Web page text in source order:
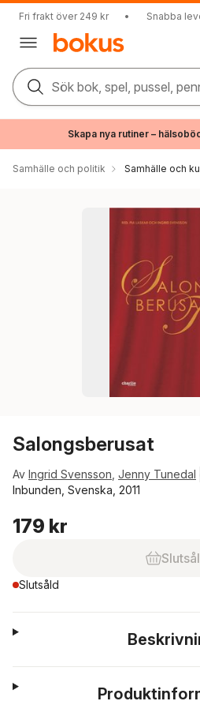
Fri frakt över 249 kr • Snabba
Sök bok, spel, pussel,
Skapa nya rutiner –
Samhälle och politik Samhälle och
Salongsberusat
Av Ingrid Svensson Jenny Tunedal
Inbunden, Svenska, 2011
179 kr
Slutsåld